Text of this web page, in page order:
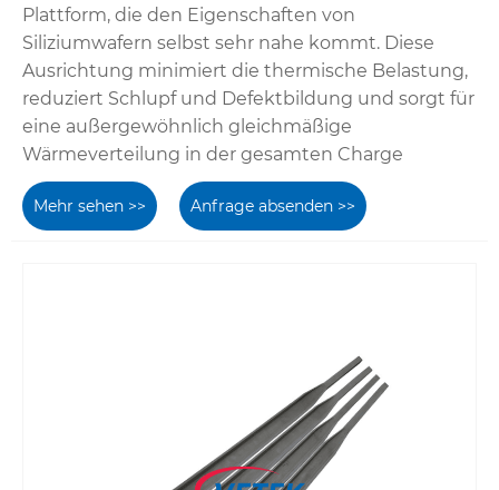
Plattform, die den Eigenschaften von
Siliziumwafern selbst sehr nahe kommt. Diese
Ausrichtung minimiert die thermische Belastung,
reduziert Schlupf und Defektbildung und sorgt für
eine außergewöhnlich gleichmäßige
Wärmeverteilung in der gesamten Charge
Mehr sehen >> Anfrage absenden >>